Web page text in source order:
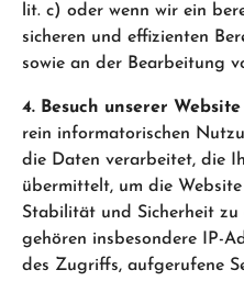
lit. c) oder wenn wir ein
sicheren und effizienten
sowie an der Bearbeitung
4. Besuch unserer
rein informatorischen
die Daten verarbeitet, die
übermittelt, um die
Stabilität und Sicherheit zu
gehören insbesondere IP-
des Zugriffs, aufgerufene